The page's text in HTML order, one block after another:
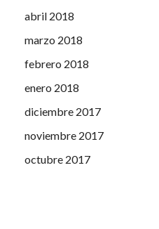
abril 2018
marzo 2018
febrero 2018
enero 2018
diciembre 2017
noviembre 2017
octubre 2017